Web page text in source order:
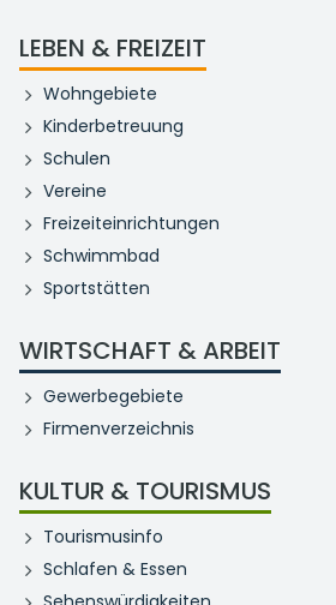
LEBEN & FREIZEIT
Wohngebiete
Kinderbetreuung
Schulen
Vereine
Freizeiteinrichtungen
Schwimmbad
Sportstätten
WIRTSCHAFT & ARBEIT
Gewerbegebiete
Firmenverzeichnis
KULTUR & TOURISMUS
Tourismusinfo
Schlafen & Essen